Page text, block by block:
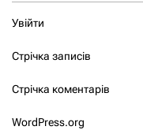
Увійти
Стрічка записів
Стрічка коментарів
WordPress.org